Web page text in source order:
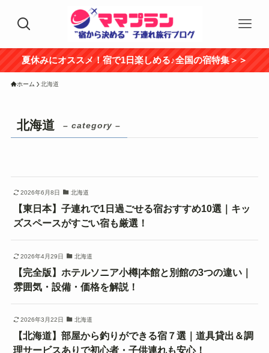
夏休みにオススメ！宿で1日楽しめる♪全国の宿特集＞＞
ホーム 北海道
北海道 – category –
2026年6月8日 北海道
【東日本】子連れで1日過ごせる宿おすすめ10選｜キッ
ズスペースがすごい宿も厳選！
2026年4月29日 北海道
【完全版】ホテルソニア小樽|本館と別館の3つの違い｜
雰囲気・設備・価格を解説！
2026年3月22日 北海道
【北海道】部屋から釣りができる宿７選｜道具貸出＆調
理サービスありで初心者・子供連れも安心！